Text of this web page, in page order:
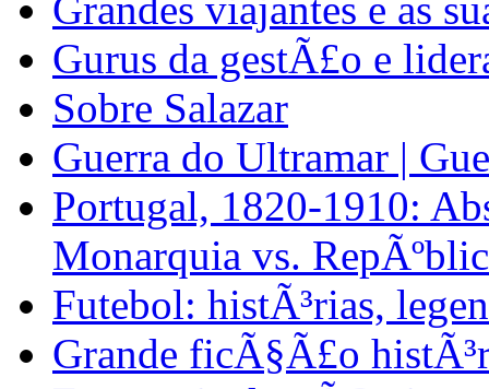
Grandes viajantes e as
Gurus da gestÃ£o e
Sobre Salazar
Guerra do Ultramar |
Portugal, 1820-1910:
Monarquia vs.
Futebol: histÃ³rias,
Grande ficÃ§Ã£o